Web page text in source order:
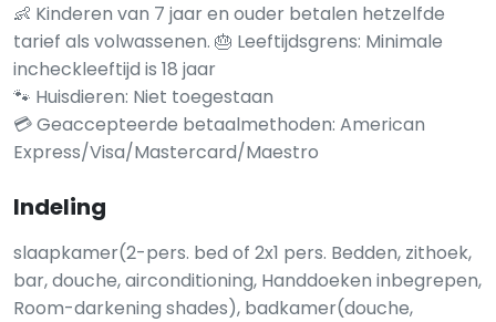
👶 Kinderen van 7 jaar en ouder betalen hetzelfde
tarief als volwassenen. 🎂 Leeftijdsgrens: Minimale
incheckleeftijd is 18 jaar
🐾 Huisdieren: Niet toegestaan
💳 Geaccepteerde betaalmethoden: American
Express/Visa/Mastercard/Maestro
Indeling
slaapkamer(2-pers. bed of 2x1 pers. Bedden, zithoek,
bar, douche, airconditioning, Handdoeken inbegrepen,
Room-darkening shades), badkamer(douche,